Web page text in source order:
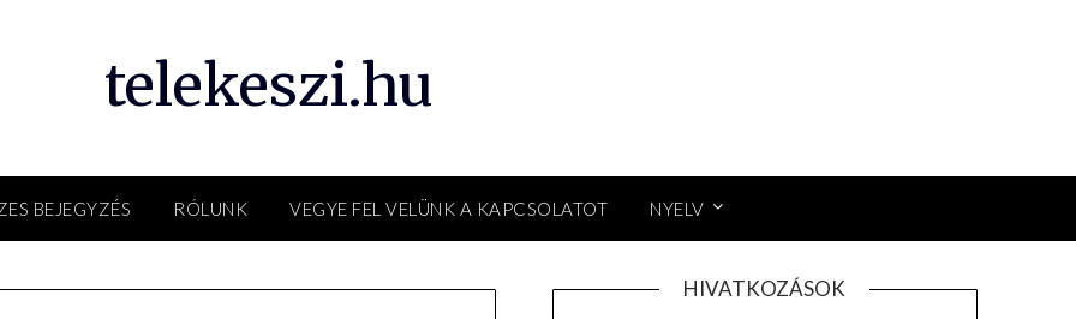
telekeszi.hu
BEJEGYZÉS RÓLUNK VEGYE FEL VELÜNK A KAPCSOLATOT NYELV
HIVATKOZÁSOK